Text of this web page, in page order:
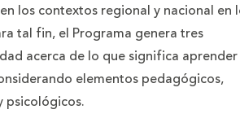
los contextos regional y nacional en
tal fin, el Programa genera tres
acerca de lo que significa aprender
elementos pedagógicos,
psicológicos.